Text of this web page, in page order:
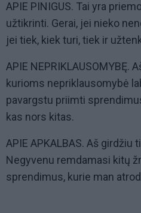
APIE PINIGUS. Tai yra
užtikrinti. Gerai, jei nieko
jei tiek, kiek turi, tiek ir
APIE NEPRIKLAUSOMYBĘ.
kurioms nepriklausomybė
pavargstu priimti
kas nors kitas.
APIE APKALBAS. Aš girdžiu
Negyvenu remdamasi kitų
sprendimus, kurie man